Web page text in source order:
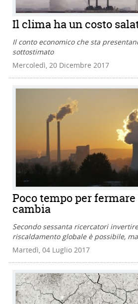
Il clima ha un costo
Il conto economico che sta
sottostimato
Mercoledì, 20 Dicembre 2017
Poco tempo per
cambia
Secondo sessanta ricercatori
riscaldamento globale è possibile,
Martedì, 04 Luglio 2017